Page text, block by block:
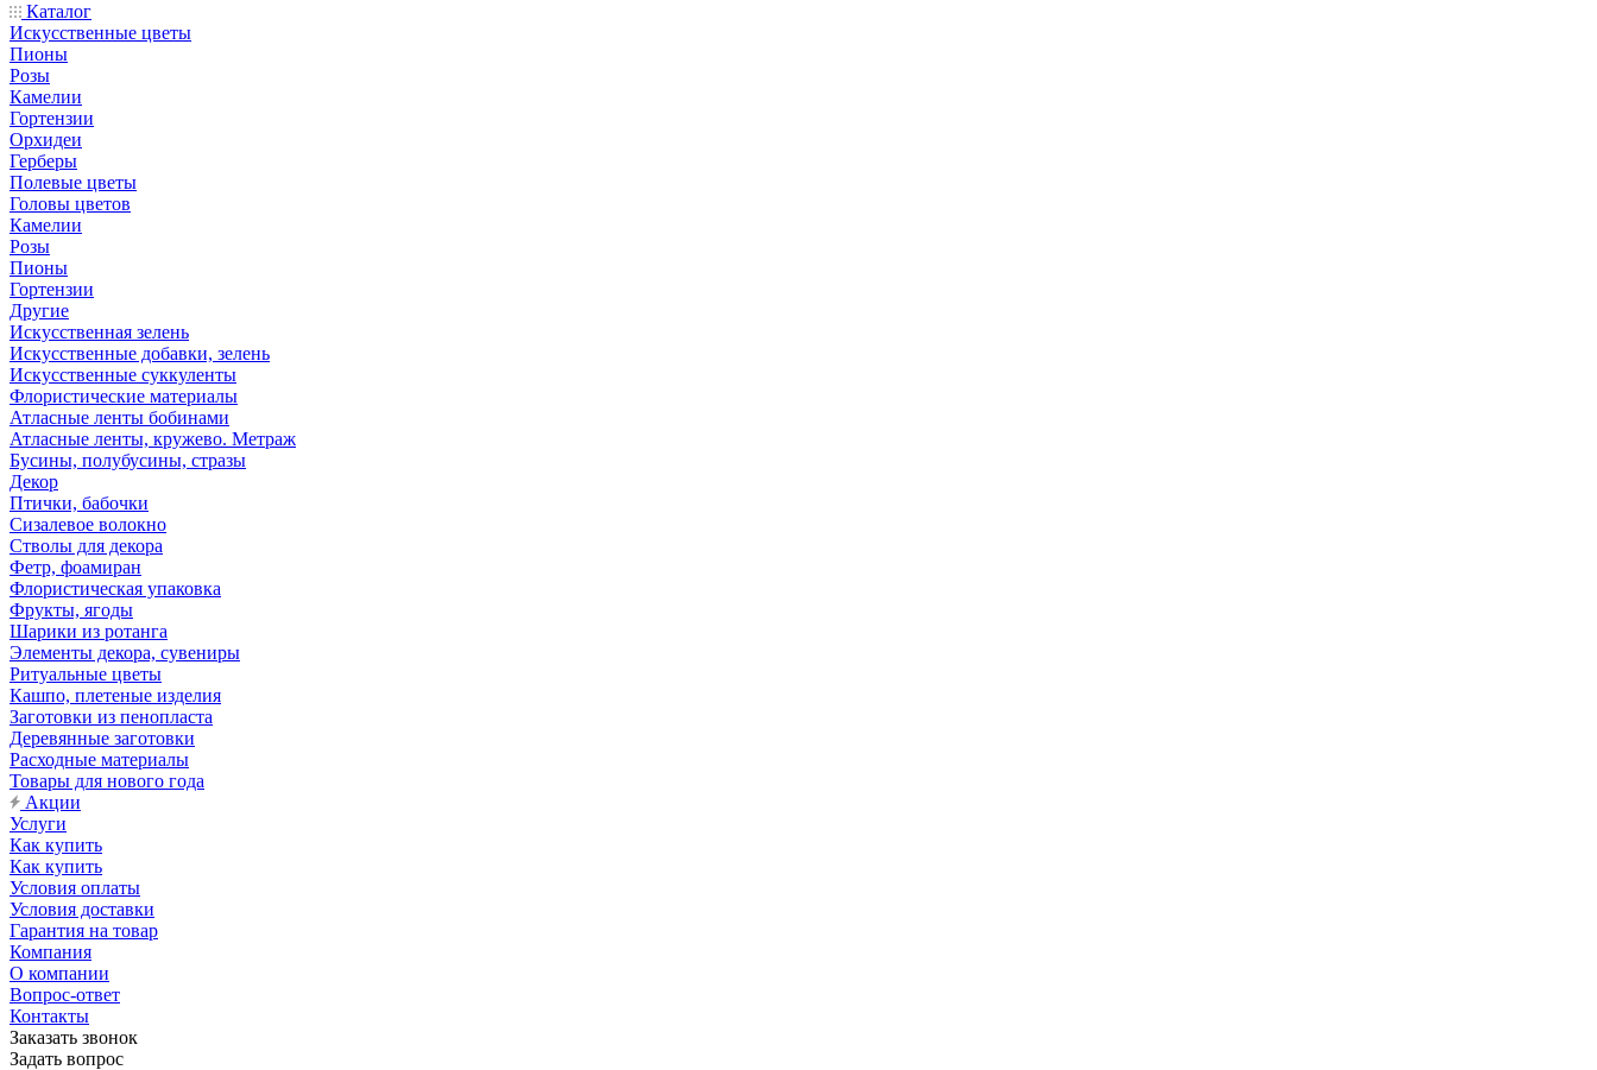
Каталог
Искусственные цветы
Пионы
Розы
Камелии
Гортензии
Орхидеи
Герберы
Полевые цветы
Головы цветов
Камелии
Розы
Пионы
Гортензии
Другие
Искусственная зелень
Искусственные добавки, зелень
Искусственные суккуленты
Флористические материалы
Атласные ленты бобинами
Атласные ленты, кружево. Метраж
Бусины, полубусины, стразы
Декор
Птички, бабочки
Сизалевое волокно
Стволы для декора
Фетр, фоамиран
Флористическая упаковка
Фрукты, ягоды
Шарики из ротанга
Элементы декора, сувениры
Ритуальные цветы
Кашпо, плетеные изделия
Заготовки из пенопласта
Деревянные заготовки
Расходные материалы
Товары для нового года
Акции
Услуги
Как купить
Как купить
Условия оплаты
Условия доставки
Гарантия на товар
Компания
О компании
Вопрос-ответ
Контакты
Заказать звонок
Задать вопрос